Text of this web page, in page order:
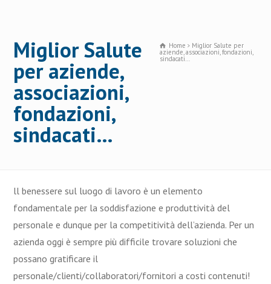
Miglior Salute
per aziende,
associazioni,
fondazioni,
sindacati…
Home Miglior Salute per
aziende, associazioni, fondazioni,
sindacati…
ll benessere sul luogo di lavoro è un elemento
fondamentale per la soddisfazione e produttività del
personale e dunque per la competitività dell’azienda. Per un
azienda oggi è sempre più difficile trovare soluzioni che
possano gratificare il
personale/clienti/collaboratori/fornitori a costi contenuti!